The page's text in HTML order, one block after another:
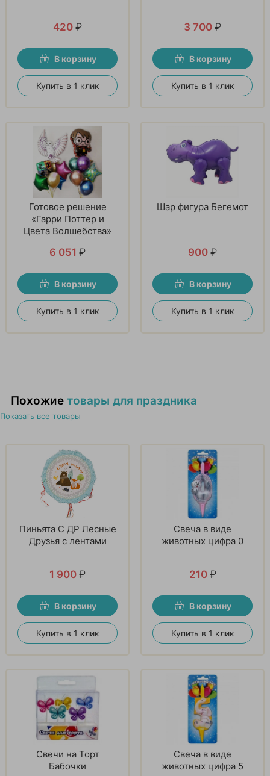
420 ₽
В корзину
Купить в 1 клик
3 700 ₽
В корзину
Купить в 1 клик
Готовое решение
«Гарри Поттер и
Цвета Волшебства»
6 051 ₽
В корзину
Купить в 1 клик
Шар фигура Бегемот
900 ₽
В корзину
Купить в 1 клик
Похожие товары для праздника
Показать все товары
Пиньята С ДР Лесные
Друзья с лентами
1 900 ₽
В корзину
Купить в 1 клик
Свеча в виде
животных цифра 0
210 ₽
В корзину
Купить в 1 клик
Свечи на Торт
Бабочки
Свеча в виде
животных цифра 5